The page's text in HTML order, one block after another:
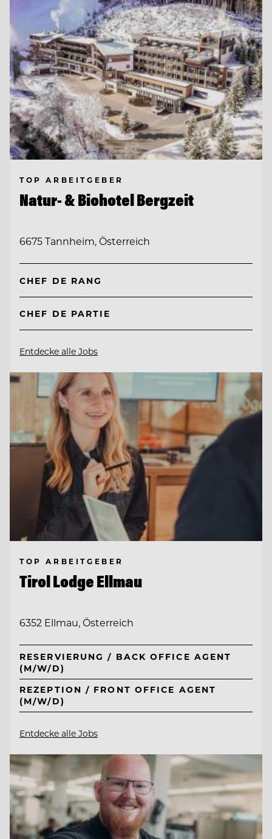
TOP ARBEITGEBER
Natur- & Biohotel Bergzeit
6675 Tannheim, Österreich
CHEF DE RANG
CHEF DE PARTIE
Entdecke alle Jobs
TOP ARBEITGEBER
Tirol Lodge Ellmau
6352 Ellmau, Österreich
RESERVIERUNG / BACK OFFICE AGENT
(M/W/D)
REZEPTION / FRONT OFFICE AGENT
(M/W/D)
Entdecke alle Jobs